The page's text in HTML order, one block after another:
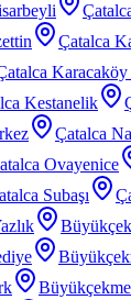
Çatalca
Kestanelik
Çatalca
Ovayenice
Subaşı